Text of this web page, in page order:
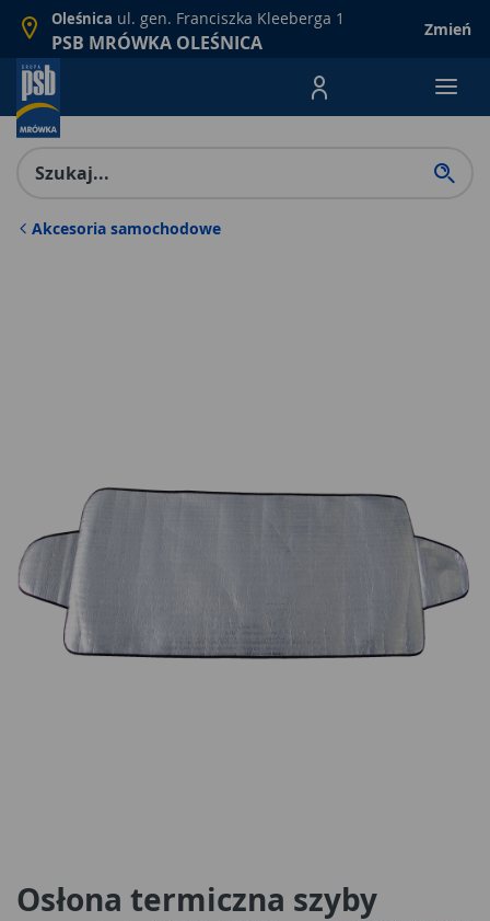
Oleśnica ul. gen. Franciszka Kleeberga 1
PSB MRÓWKA OLEŚNICA
Zmień
Menu Produktów,
Akcesoria samochodowe
Osłona termiczna szyby